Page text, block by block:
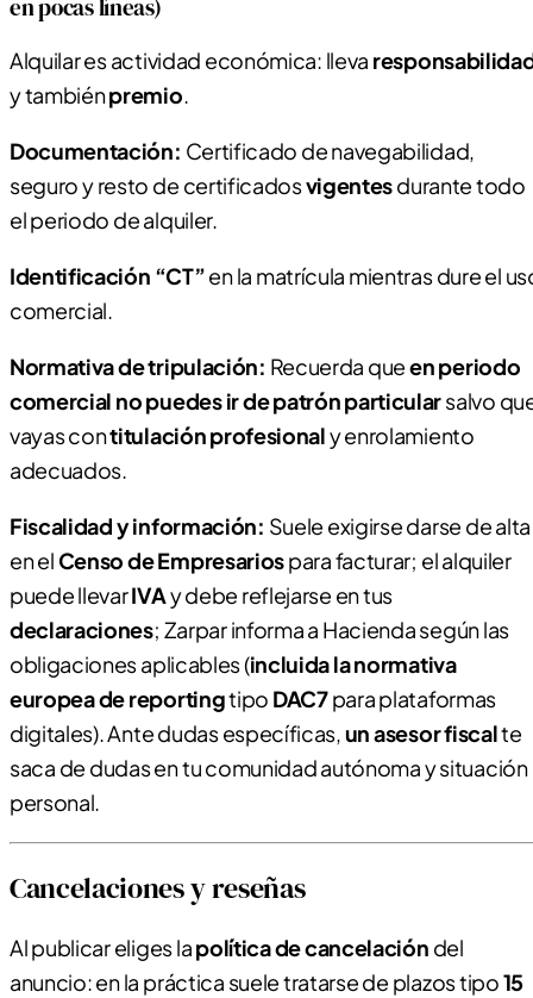
en pocas líneas)
Alquilar es actividad económica: lleva
y tambiénpremio.
Documentación: Certificado de navegabilidad,
seguro y resto de certificadosvigentesdurante todo
el periodo de alquiler.
Identificación “CT”en la matrícula mientras dure el
comercial.
Normativa de tripulación: Recuerda queen periodo
comercial no puedes ir de patrón particularsalvo
vayas contitulación profesionaly enrolamiento
adecuados.
Fiscalidad y información: Suele exigirse darse de alta
en el Censo de Empresariospara facturar; el alquiler
puede llevarIVAy debe reflejarse en tus
declaraciones; Zarpar informa a Hacienda según las
obligaciones aplicables (incluida la normativa
europea de reportingtipo DAC7para plataformas
digitales). Ante dudas específicas,un asesor fiscalte
saca de dudas en tu comunidad autónoma y situación
personal.
Cancelaciones y reseñas
Al publicar eliges lapolítica de cancelación del
anuncio: en la práctica suele tratarse de plazos tipo15